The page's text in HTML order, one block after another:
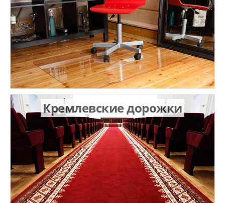
Кремлевские дорожки